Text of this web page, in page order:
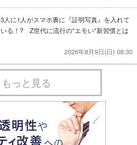
3人に1人がスマホ裏に『証明写真』を入れて
いる！? Z世代に流行の"エモい"新習慣とは
2026年8月9日(日) 08:30
もっと見る